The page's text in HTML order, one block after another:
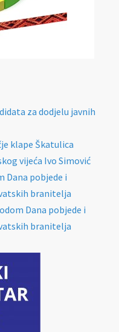
za dodjelu javnih
klape Škatulica
vijeća Ivo Simović
Dana pobjede i
branitelja
Dana pobjede i
branitelja